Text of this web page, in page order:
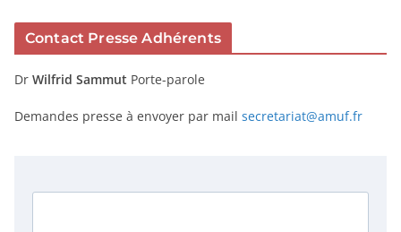
Contact Presse Adhérents
Dr Wilfrid Sammut Porte-parole
Demandes presse à envoyer par mail secretariat@amuf.fr